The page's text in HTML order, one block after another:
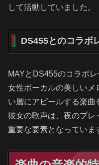
して活動していました。
DS455とのコラボ
MAYとDS455のコラボ
女性ボーカルの美しいメ
い層にアピールする楽曲
彼女の歌声は、夜のプレ
重要な要素となっていま